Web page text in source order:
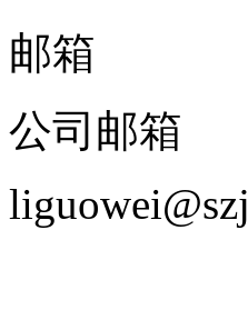
邮箱
公司邮箱